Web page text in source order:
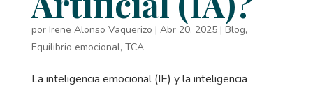
por Irene Alonso Vaquerizo | Abr 20, 2025| Blog,
Equilibrio emocional, TCA
La inteligencia emocional (IE) y la inteligencia